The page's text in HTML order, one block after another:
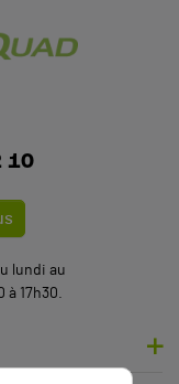
10
lundi au
à 17h30.